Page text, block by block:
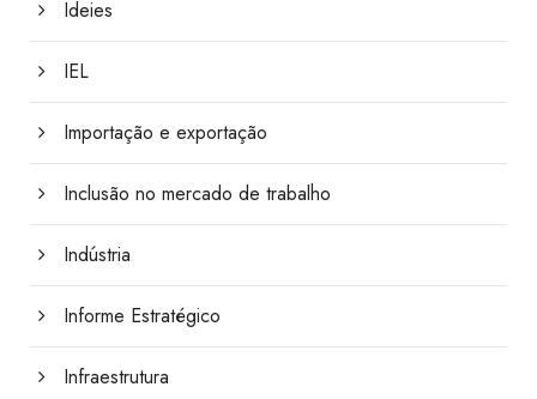
Ideies
IEL
Importação e exportação
Inclusão no mercado de trabalho
Indústria
Informe Estratégico
Infraestrutura